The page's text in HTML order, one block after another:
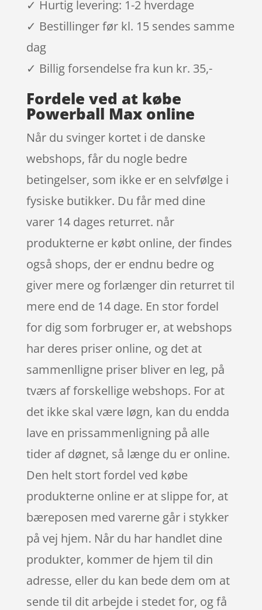
✓ Hurtig levering: 1-2 hverdage
✓ Bestillinger før kl. 15 sendes samme
dag
✓ Billig forsendelse fra kun kr. 35,-
Fordele ved at købe
Powerball Max online
Når du svinger kortet i de danske
webshops, får du nogle bedre
betingelser, som ikke er en selvfølge i
fysiske butikker. Du får med dine
varer 14 dages returret. når
produkterne er købt online, der findes
også shops, der er endnu bedre og
giver mere og forlænger din returret til
mere end de 14 dage. En stor fordel
for dig som forbruger er, at webshops
har deres priser online, og det at
sammenlligne priser bliver en leg, på
tværs af forskellige webshops. For at
det ikke skal være løgn, kan du endda
lave en prissammenligning på alle
tider af døgnet, så længe du er online.
Den helt stort fordel ved købe
produkterne online er at slippe for, at
bæreposen med varerne går i stykker
på vej hjem. Når du har handlet dine
produkter, kommer de hjem til din
adresse, eller du kan bede dem om at
sende til dit arbejde i stedet for, og få